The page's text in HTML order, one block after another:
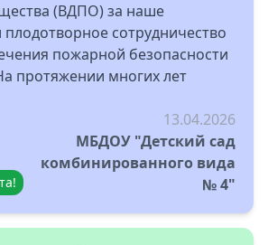
(ВДПО) за наше
сотрудничество
пожарной безопасности
протяжении многих лет
13.04.2026
МБДОУ "Детский сад
комбинированного вида
№ 4"